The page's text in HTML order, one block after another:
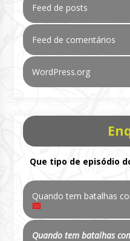
Feed de posts
Feed de comentários
WordPress.org
Que tipo de episódio
Quando tem batalhas
Quando tem batalhas